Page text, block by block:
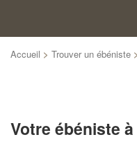
Accueil > Trouver un ébéniste >
Votre ébéniste